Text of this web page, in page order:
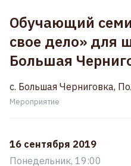
Обучающий
свое дело» для
Большая
с. Большая Черниговка,
Мероприятие
16 сентября 2019
Понедельник, 19:00